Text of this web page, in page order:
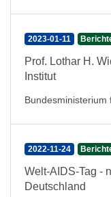
2023-01-11
Prof. Lothar H.
Institut
Bundesministerium
2022-11-24
Welt-AIDS-Tag -
Deutschland